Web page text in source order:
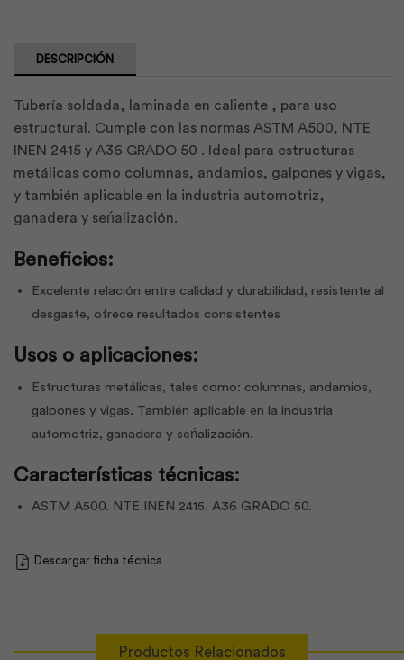
DESCRIPCIÓN
Tubería soldada, laminada en caliente , para uso
estructural. Cumple con las normas ASTM A500, NTE
INEN 2415 y A36 GRADO 50 . Ideal para estructuras
metálicas como columnas, andamios, galpones y vigas,
y también aplicable en la industria automotriz,
ganadera y seńalización.
Beneficios:
Excelente relación entre calidad y durabilidad, resistente al
desgaste, ofrece resultados consistentes
Usos o aplicaciones:
Estructuras metálicas, tales como: columnas, andamios,
galpones y vigas. También aplicable en la industria
automotriz, ganadera y seńalización.
Características técnicas:
ASTM A500. NTE INEN 2415. A36 GRADO 50.
Descargar ficha técnica
Productos Relacionados